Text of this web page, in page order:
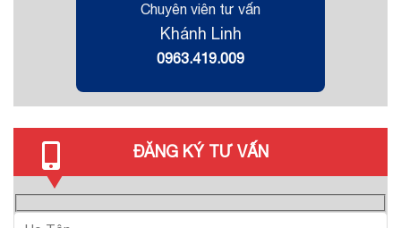
Chuyên viên tư vấn
Khánh Linh
0963.419.009
ĐĂNG KÝ TƯ VẤN